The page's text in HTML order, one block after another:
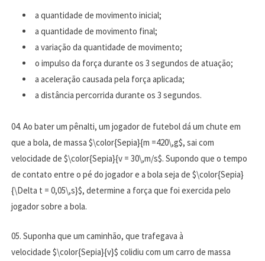
a quantidade de movimento inicial;
a quantidade de movimento final;
a variação da quantidade de movimento;
o impulso da força durante os 3 segundos de atuação;
a aceleração causada pela força aplicada;
a distância percorrida durante os 3 segundos.
04. Ao bater um pênalti, um jogador de futebol dá um chute em
que a bola, de massa $\color{Sepia}{m =420\,g$, sai com
velocidade de $\color{Sepia}{v = 30\,m/s$. Supondo que o tempo
de contato entre o pé do jogador e a bola seja de $\color{Sepia}
{\Delta t = 0,05\,s}$, determine a força que foi exercida pelo
jogador sobre a bola.
05. Suponha que um caminhão, que trafegava à
velocidade $\color{Sepia}{v}$ colidiu com um carro de massa